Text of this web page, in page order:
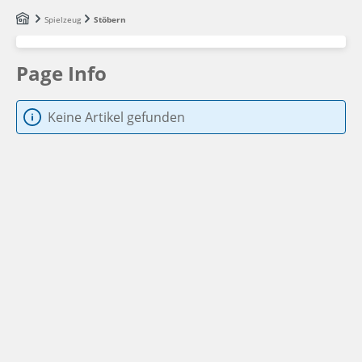
Zum Hauptinhalt springen
Spielzeug Stöbern
Page Info
Keine Artikel gefunden